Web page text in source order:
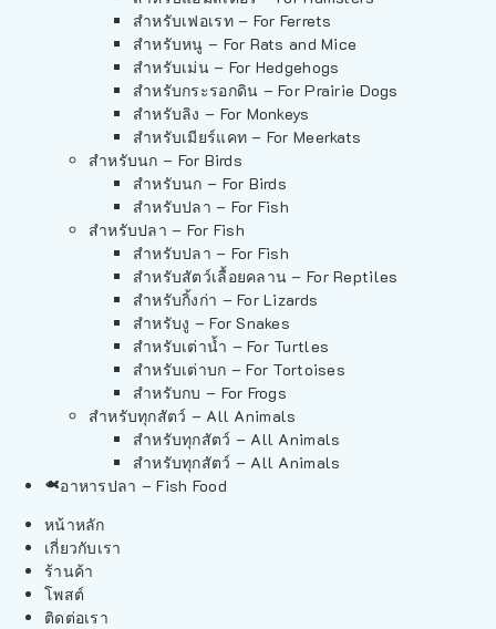
สำหรับเฟอเรท – For Ferrets
สำหรับหนู – For Rats and Mice
สำหรับเม่น – For Hedgehogs
สำหรับกระรอกดิน – For Prairie Dogs
สำหรับลิง – For Monkeys
สำหรับเมียร์แคท – For Meerkats
สำหรับนก – For Birds
สำหรับนก – For Birds
สำหรับปลา – For Fish
สำหรับปลา – For Fish
สำหรับปลา – For Fish
สำหรับสัตว์เลื้อยคลาน – For Reptiles
สำหรับกิ้งก่า – For Lizards
สำหรับงู – For Snakes
สำหรับเต่าน้ำ – For Turtles
สำหรับเต่าบก – For Tortoises
สำหรับกบ – For Frogs
สำหรับทุกสัตว์ – All Animals
สำหรับทุกสัตว์ – All Animals
สำหรับทุกสัตว์ – All Animals
อาหารปลา – Fish Food
หน้าหลัก
เกี่ยวกับเรา
ร้านค้า
โพสต์
ติดต่อเรา